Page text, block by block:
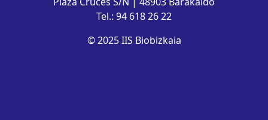
Tel.: 94 618 26 22
© 2025 IIS Biobizkaia